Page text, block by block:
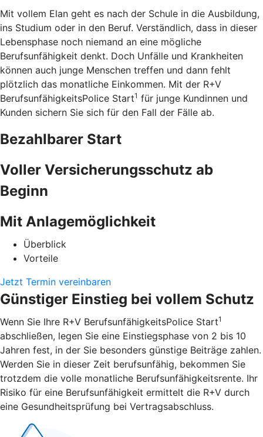
Mit vollem Elan geht es nach der Schule in die Ausbildung,
ins Studium oder in den Beruf. Verständlich, dass in dieser
Lebensphase noch niemand an eine mögliche
Berufsunfähigkeit denkt. Doch Unfälle und Krankheiten
können auch junge Menschen treffen und dann fehlt
plötzlich das monatliche Einkommen. Mit der R+V
BerufsunfähigkeitsPolice Start1 für junge Kundinnen und
Kunden sichern Sie sich für den Fall der Fälle ab.
Bezahlbarer Start
Voller Versicherungsschutz ab
Beginn
Mit Anlagemöglichkeit
Überblick
Vorteile
Jetzt Termin vereinbaren
Günstiger Einstieg bei vollem Schutz
Wenn Sie Ihre R+V BerufsunfähigkeitsPolice Start1
abschließen, legen Sie eine Einstiegsphase von 2 bis 10
Jahren fest, in der Sie besonders günstige Beiträge zahlen.
Werden Sie in dieser Zeit berufsunfähig, bekommen Sie
trotzdem die volle monatliche Berufsunfähigkeitsrente. Ihr
Risiko für eine Berufsunfähigkeit ermittelt die R+V durch
eine Gesundheitsprüfung bei Vertragsabschluss.